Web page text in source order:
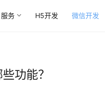
服务 H5开发 微信开发
功能？